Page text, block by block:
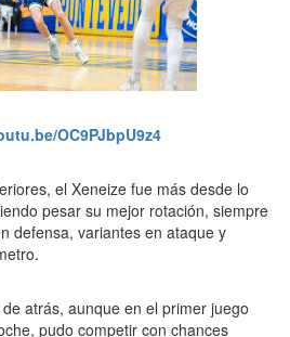
OC9PJbpU9z4
el Xeneize fue más desde lo
pesar su mejor rotación, siempre
defensa, variantes en ataque y
atrás, aunque en el primer juego
pudo competir con chances